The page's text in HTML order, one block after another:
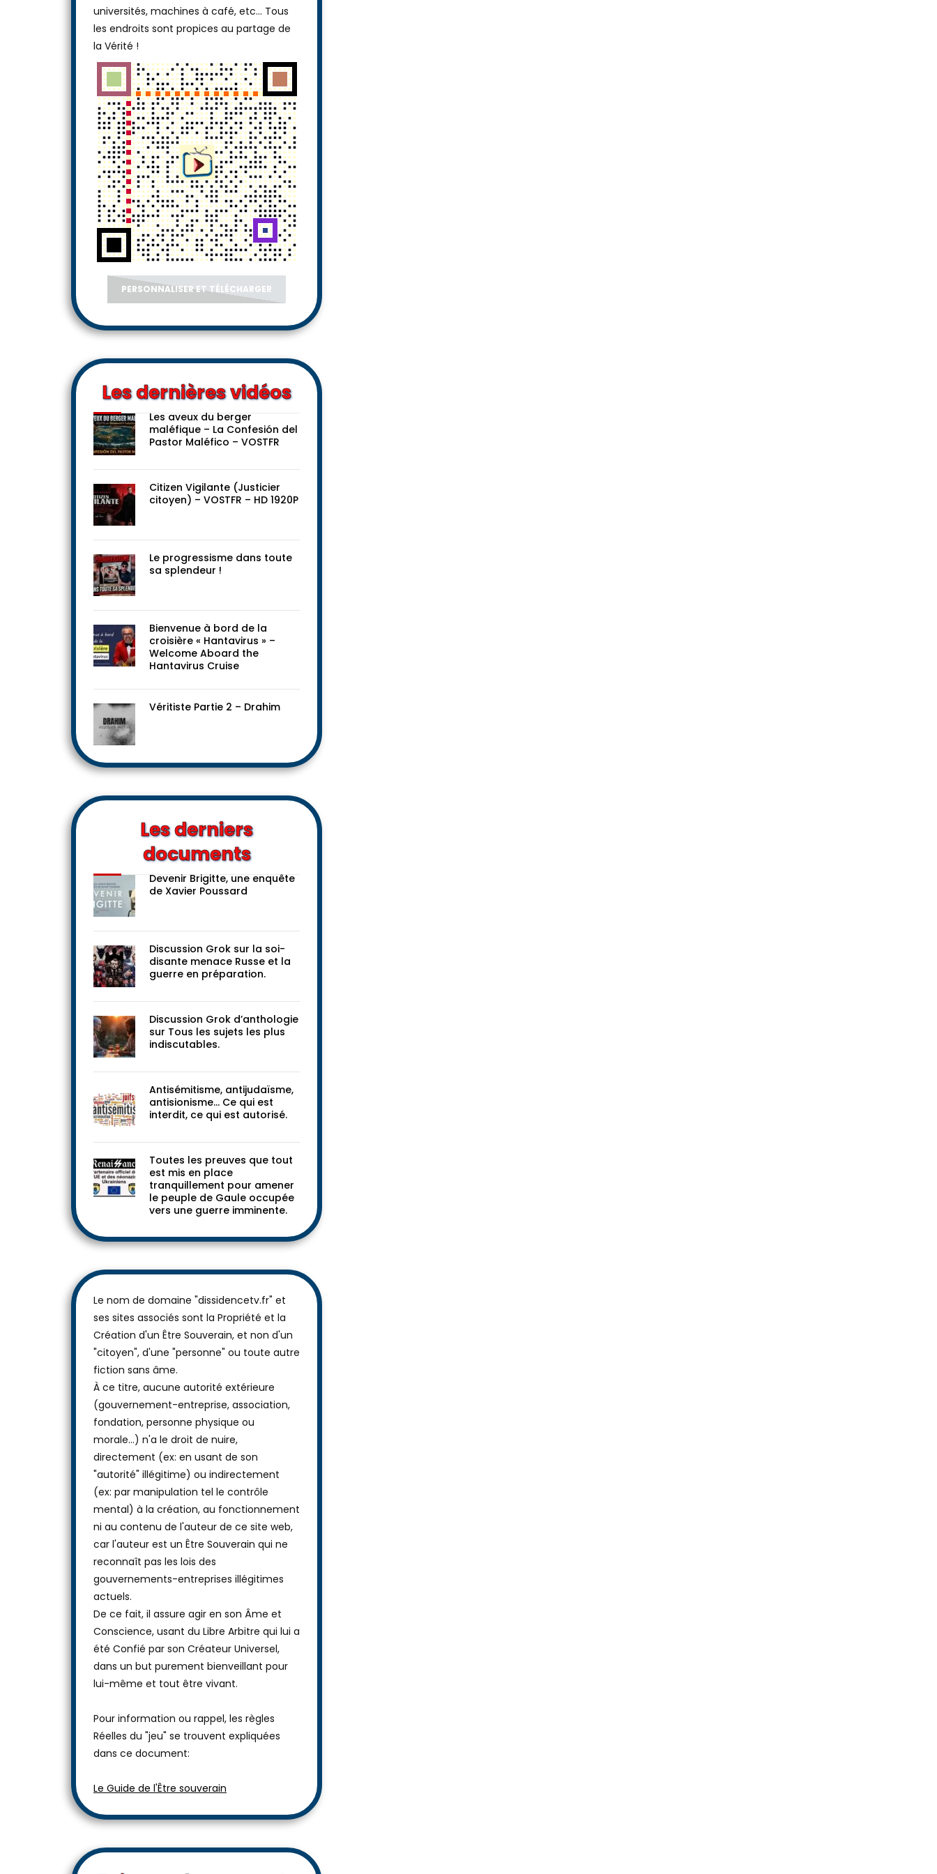
universités, machines à café, etc... Tous
les endroits sont propices au partage de
la Vérité !
PERSONNALISER ET TÉLÉCHARGER
Les dernières vidéos
Les aveux du berger
maléfique – La Confesión del
Pastor Maléfico – VOSTFR
Citizen Vigilante (Justicier
citoyen) – VOSTFR – HD 1920P
Le progressisme dans toute
sa splendeur !
Bienvenue à bord de la
croisière « Hantavirus » –
Welcome Aboard the
Hantavirus Cruise
Véritiste Partie 2 – Drahim
Les derniers
documents
Devenir Brigitte, une enquête
de Xavier Poussard
Discussion Grok sur la soi-
disante menace Russe et la
guerre en préparation.
Discussion Grok d’anthologie
sur Tous les sujets les plus
indiscutables.
Antisémitisme, antijudaïsme,
antisionisme… Ce qui est
interdit, ce qui est autorisé.
Toutes les preuves que tout
est mis en place
tranquillement pour amener
le peuple de Gaule occupée
vers une guerre imminente.
Le nom de domaine "dissidencetv.fr" et
ses sites associés sont la Propriété et la
Création d'un Être Souverain, et non d'un
"citoyen", d'une "personne" ou toute autre
fiction sans âme.
À ce titre, aucune autorité extérieure
(gouvernement-entreprise, association,
fondation, personne physique ou
morale...) n'a le droit de nuire,
directement (ex: en usant de son
"autorité" illégitime) ou indirectement
(ex: par manipulation tel le contrôle
mental) à la création, au fonctionnement
ni au contenu de l'auteur de ce site web,
car l'auteur est un Être Souverain qui ne
reconnaît pas les lois des
gouvernements-entreprises illégitimes
actuels.
De ce fait, il assure agir en son Âme et
Conscience, usant du Libre Arbitre qui lui a
été Confié par son Créateur Universel,
dans un but purement bienveillant pour
lui-même et tout être vivant.
Pour information ou rappel, les règles
Réelles du "jeu" se trouvent expliquées
dans ce document:
Le Guide de l'Être souverain